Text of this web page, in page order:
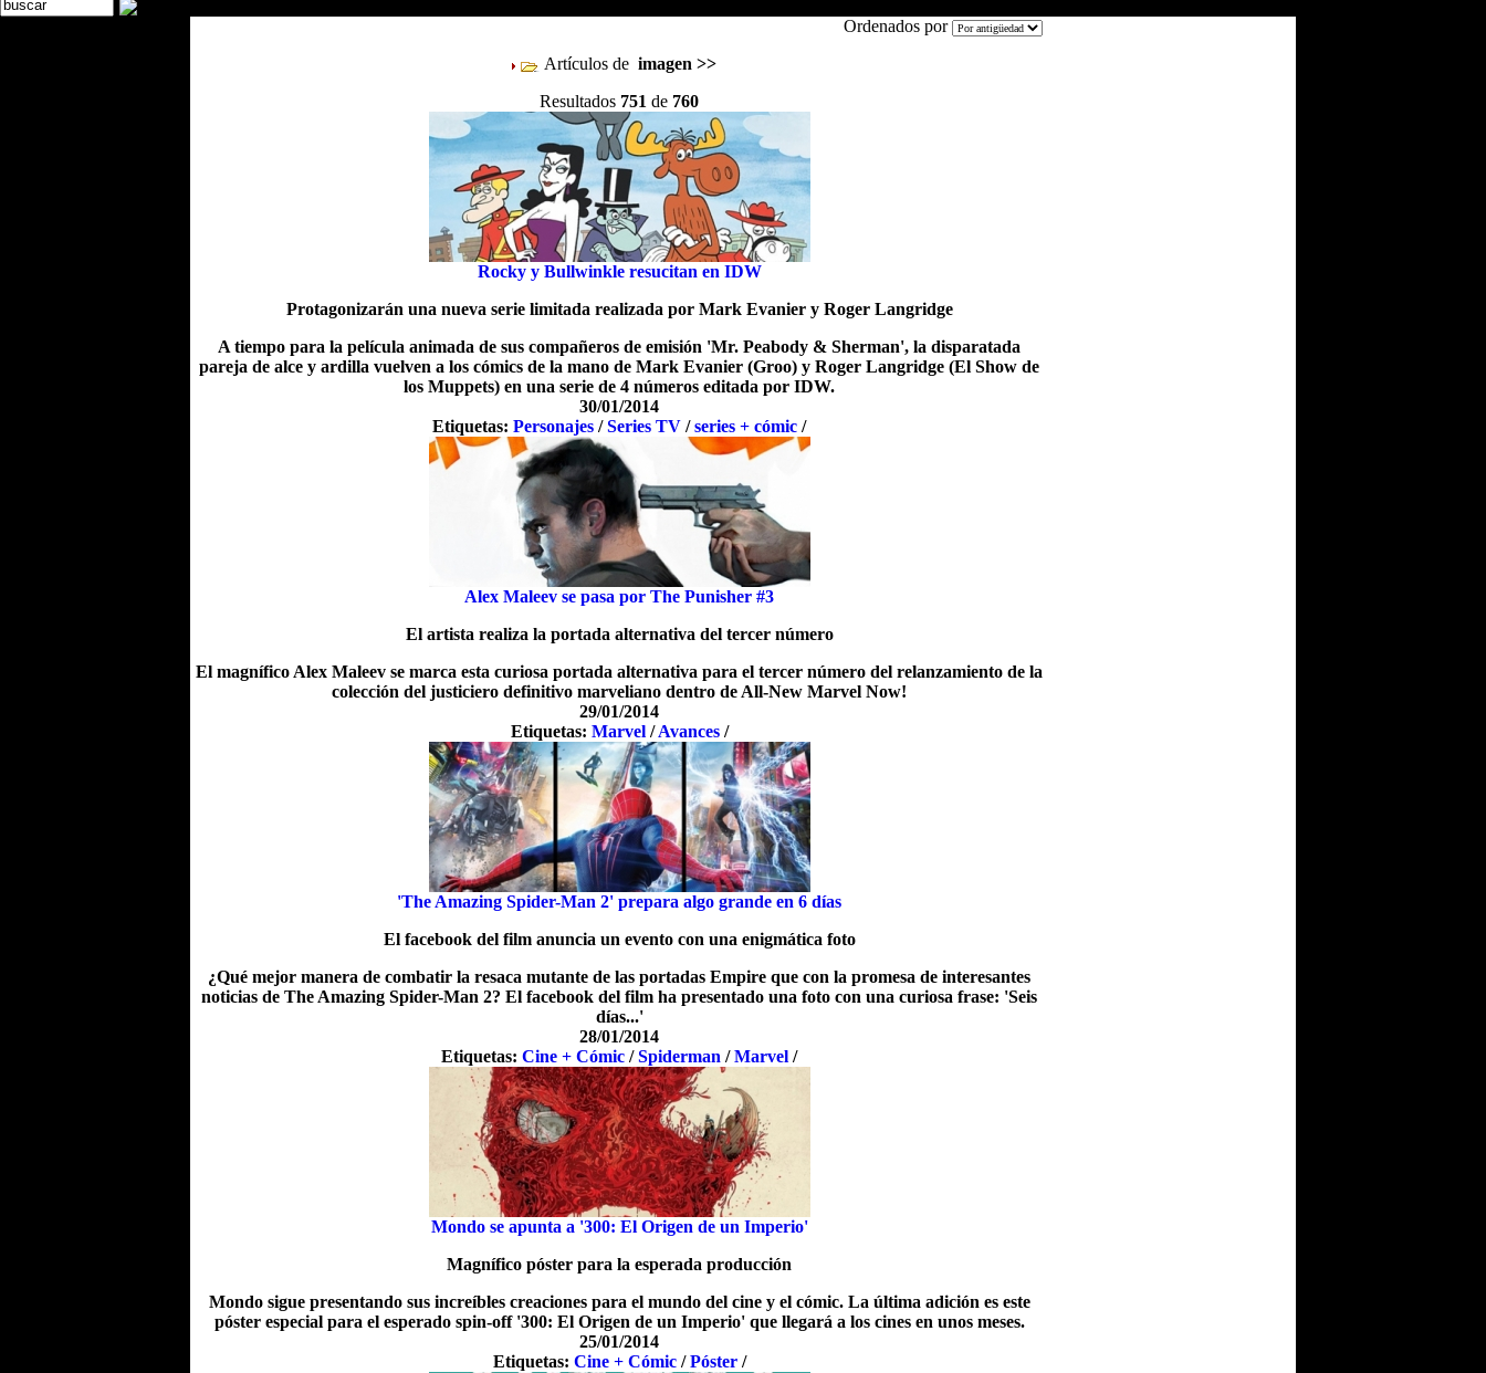
Ordenados por
Artículos de imagen >>
Resultados 751 de 760
Rocky y Bullwinkle resucitan en IDW
Protagonizarán una nueva serie limitada realizada por Mark Evanier y Roger Langridge
A tiempo para la película animada de sus compañeros de emisión 'Mr. Peabody & Sherman', la disparatada
pareja de alce y ardilla vuelven a los cómics de la mano de Mark Evanier (Groo) y Roger Langridge (El Show de
los Muppets) en una serie de 4 números editada por IDW.
30/01/2014
Etiquetas: Personajes /Series TV /series + cómic /
Alex Maleev se pasa por The Punisher #3
El artista realiza la portada alternativa del tercer número
El magnífico Alex Maleev se marca esta curiosa portada alternativa para el tercer número del relanzamiento de la
colección del justiciero definitivo marveliano dentro de All-New Marvel Now!
29/01/2014
Etiquetas: Marvel/Avances/
'The Amazing Spider-Man 2' prepara algo grande en 6 días
El facebook del film anuncia un evento con una enigmática foto
¿Qué mejor manera de combatir la resaca mutante de las portadas Empire que con la promesa de interesantes
noticias de The Amazing Spider-Man 2? El facebook del film ha presentado una foto con una curiosa frase: 'Seis
días...'
28/01/2014
Etiquetas: Cine + Cómic /Spiderman /Marvel /
Mondo se apunta a '300: El Origen de un Imperio'
Magnífico póster para la esperada producción
Mondo sigue presentando sus increíbles creaciones para el mundo del cine y el cómic. La última adición es este
póster especial para el esperado spin-off '300: El Origen de un Imperio' que llegará a los cines en unos meses.
25/01/2014
Etiquetas: Cine + Cómic/Póster/